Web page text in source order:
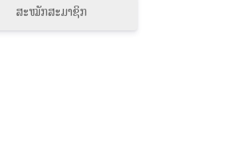
ສະໝັກສະມາຊິກ